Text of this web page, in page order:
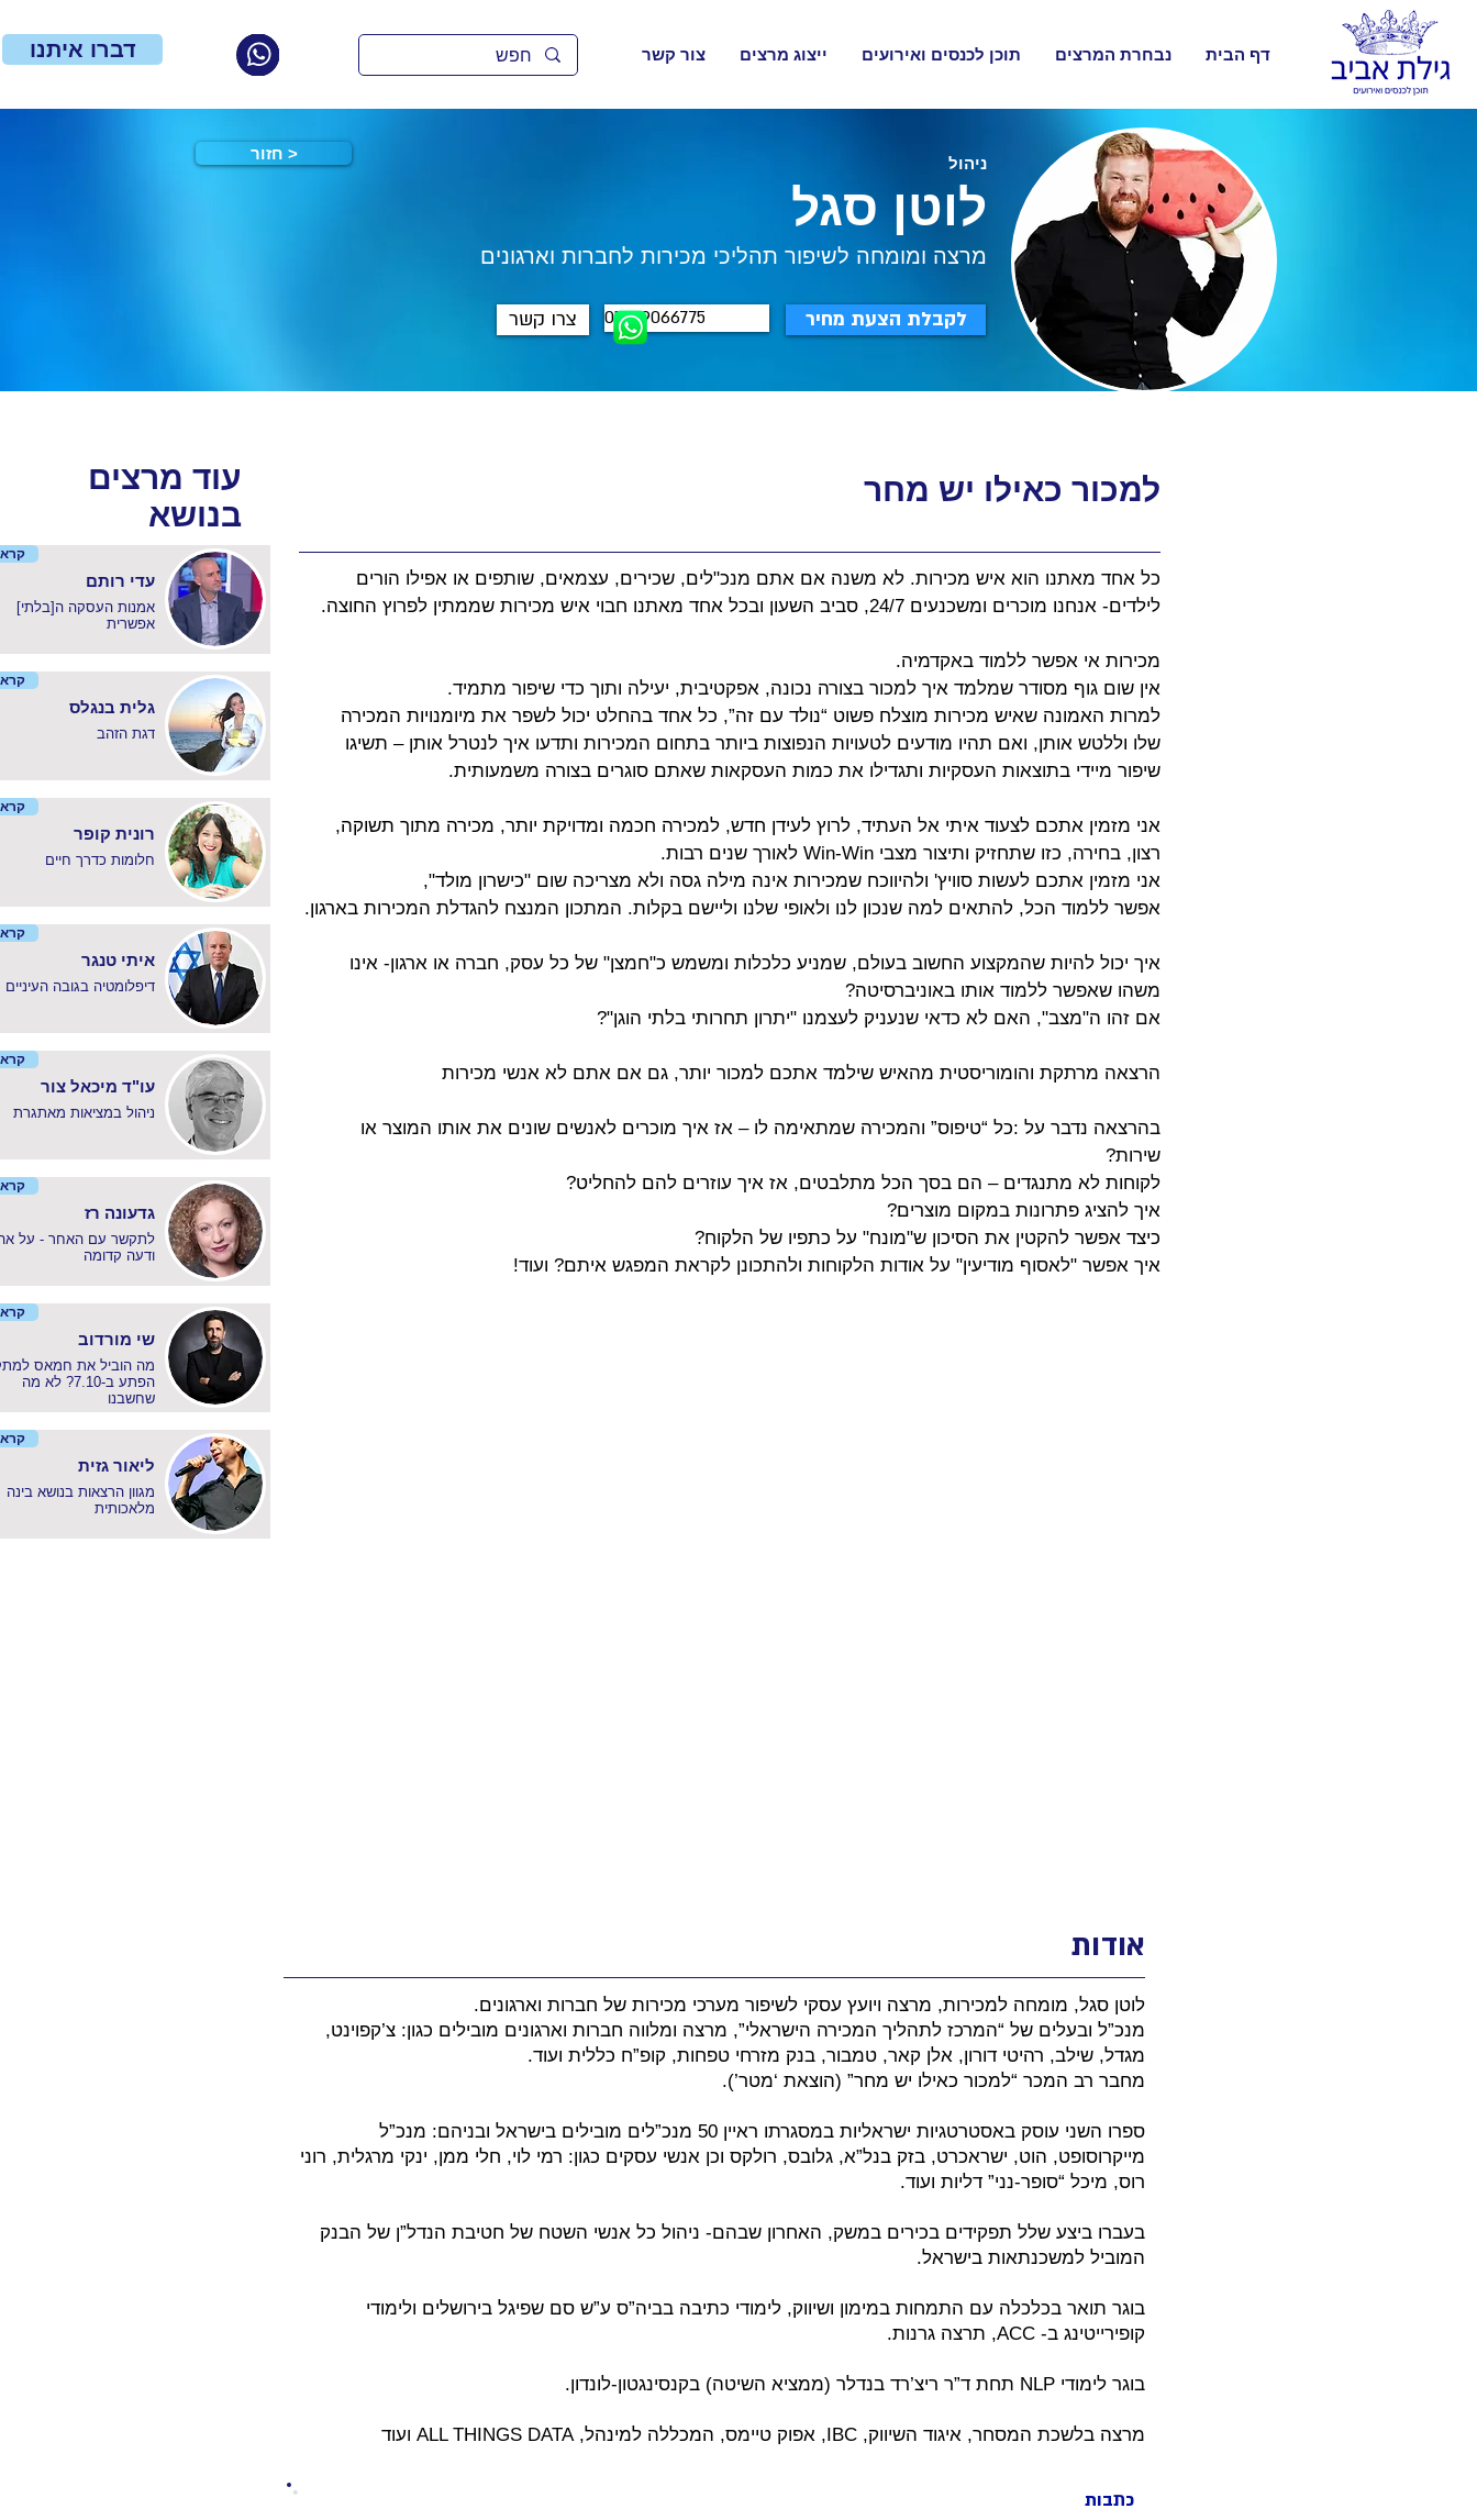
דברו איתנו דף הבית נבחרת המרצים תוכן לכנסים ואירועים ייצוג מרצים צור קשר
ניהול
חזור >
לוטן סגל
מרצה ומומחה לשיפור תהליכי מכירות לחברות וארגונים
צרו קשר 052-9066775 לקבלת הצעת מחיר
עוד מרצים
בנושא
קרא
עדי רותם
אמנות העסקה ה[בלתי]
אפשרית
קרא
גלית בנגלס
דגת הזהב
קרא
רונית קופר
חלומות כדרך חיים
קרא
איתי טנגר
דיפלומטיה בגובה העיניים
קרא
עו"ד מיכאל צור
ניהול במציאות מאתגרת
קרא
גדעונה רז
לתקשר עם האחר - על
ודעה קדומה
קרא
שי מורדוב
מה הוביל את חמאס
הפתע ב-7.10? לא מה
שחשבנו
קרא
ליאור גזית
מגוון הרצאות בנושא בינה
מלאכותית
למכור כאילו יש מחר
כל אחד מאתנו הוא איש מכירות. לא משנה אם אתם מנכ"לים, שכירים, עצמאים, שותפים או אפילו הורים
לילדים- אנחנו מוכרים ומשכנעים 24/7, סביב השעון ובכל אחד מאתנו חבוי איש מכירות שממתין לפרוץ החוצה.
מכירות אי אפשר ללמוד באקדמיה.
אין שום גוף מסודר שמלמד איך למכור בצורה נכונה, אפקטיבית, יעילה ותוך כדי שיפור מתמיד.
למרות האמונה שאיש מכירות מוצלח פשוט “נולד עם זה”, כל אחד בהחלט יכול לשפר את מיומנויות המכירה
שלו וללטש אותן, ואם תהיו מודעים לטעויות הנפוצות ביותר בתחום המכירות ותדעו איך לנטרל אותן – תשיגו
שיפור מיידי בתוצאות העסקיות ותגדילו את כמות העסקאות שאתם סוגרים בצורה משמעותית.
אני מזמין אתכם לצעוד איתי אל העתיד, לרוץ לעידן חדש, למכירה חכמה ומדויקת יותר, מכירה מתוך תשוקה,
רצון, בחירה, כזו שתחזיק ותיצור מצבי Win-Win לאורך שנים רבות.
אני מזמין אתכם לעשות סוויץ' ולהיווכח שמכירות אינה מילה גסה ולא מצריכה שום "כישרון מולד",
אפשר ללמוד הכל, להתאים למה שנכון לנו ולאופי שלנו וליישם בקלות. המתכון המנצח להגדלת המכירות בארגון.
איך יכול להיות שהמקצוע החשוב בעולם, שמניע כלכלות ומשמש כ"חמצן" של כל עסק, חברה או ארגון- אינו
משהו שאפשר ללמוד אותו באוניברסיטה?
אם זהו ה"מצב", האם לא כדאי שנעניק לעצמנו "יתרון תחרותי בלתי הוגן"?
הרצאה מרתקת והומוריסטית מהאיש שילמד אתכם למכור יותר, גם אם אתם לא אנשי מכירות
בהרצאה נדבר על :כל “טיפוס” והמכירה שמתאימה לו – אז איך מוכרים לאנשים שונים את אותו המוצר או
שירות?
לקוחות לא מתנגדים – הם בסך הכל מתלבטים, אז איך עוזרים להם להחליט?
איך להציג פתרונות במקום מוצרים?
כיצד אפשר להקטין את הסיכון ש"מונח" על כתפיו של הלקוח?
איך אפשר "לאסוף מודיעין" על אודות הלקוחות ולהתכונן לקראת המפגש איתם? ועוד!
אודות
לוטן סגל, מומחה למכירות, מרצה ויועץ עסקי לשיפור מערכי מכירות של חברות וארגונים.
מנכ”ל ובעלים של “המרכז לתהליך המכירה הישראלי”, מרצה ומלווה חברות וארגונים מובילים כגון: צ’קפוינט,
מגדל, שילב, רהיטי דורון, אלן קאר, טמבור, בנק מזרחי טפחות, קופ”ח כללית ועוד.
מחבר רב המכר “למכור כאילו יש מחר” (הוצאת ‘מטר’).
ספרו השני עוסק באסטרטגיות ישראליות במסגרתו ראיין 50 מנכ”לים מובילים בישראל ובניהם: מנכ”ל
מייקרוסופט, הוט, ישראכרט, בזק בנל”א, גלובס, רולקס וכן אנשי עסקים כגון: רמי לוי, חלי ממן, ינקי מרגלית, רוני
רוס, מיכל “סופר-נני” דליות ועוד.
בעברו ביצע שלל תפקידים בכירים במשק, האחרון שבהם- ניהול כל אנשי השטח של חטיבת הנדל”ן של הבנק
המוביל למשכנתאות בישראל.
בוגר תואר בכלכלה עם התמחות במימון ושיווק, לימודי כתיבה בביה”ס ע”ש סם שפיגל בירושלים ולימודי
קופירייטינג ב- ACC, תרצה גרנות.
בוגר לימודי NLP תחת ד”ר ריצ’רד בנדלר (ממציא השיטה) בקנסינגטון-לונדון.
מרצה בלשכת המסחר, איגוד השיווק, IBC, אפוק טיימס, המכללה למינהל, ALL THINGS DATA ועוד
כתבות